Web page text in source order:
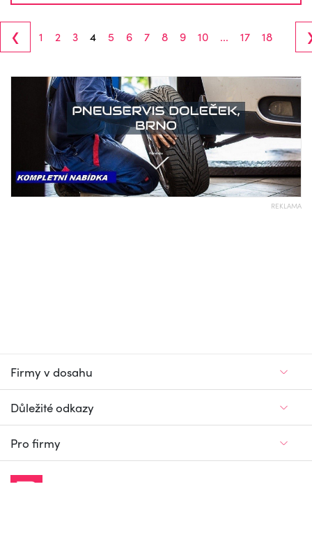
‹ 1 2 3 4 5 6 7 8 9 10 ... 17 18
REKLAMA
Firmy v dosahu
Důležité odkazy
Pro firmy